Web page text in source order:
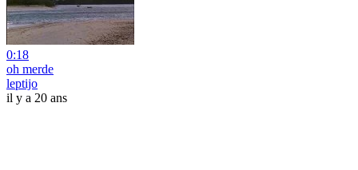
0:18
oh merde
leptijo
il y a 20 ans